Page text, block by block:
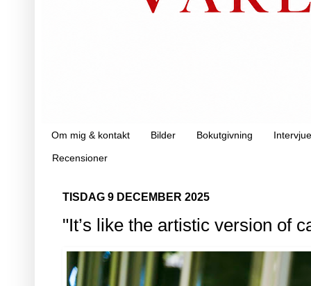
Om mig & kontakt Bilder Bokutgivning
Recensioner
TISDAG 9 DECEMBER 2025
"It’s like the artistic version of